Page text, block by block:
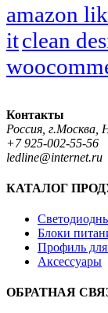
amazon
itclean
Контакты
Россия, г.Москва,
+7 925-002-55-56
ledline@internet.ru
КАТАЛОГ
Блоки
Профиль
Аксессуары
ОБРАТНАЯ